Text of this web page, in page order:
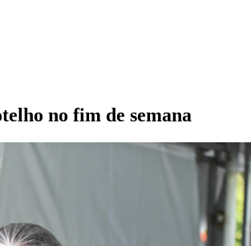
no fim de semana